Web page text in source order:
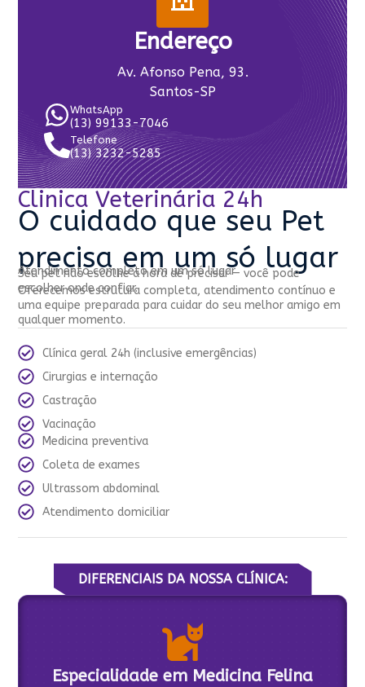
Endereço
Av. Afonso Pena, 93.
Santos-SP
WhatsApp
(13) 99133-7046
Telefone
(13) 3232-5285
Clinica Veterinária 24h
O cuidado que seu Pet
precisa em um só lugar
Atendimento completo em um só lugar
Seu pet não escolhe a hora de precisar — você pode
escolher onde confiar.
Oferecemos estrutura completa, atendimento contínuo e
uma equipe preparada para cuidar do seu melhor amigo em
qualquer momento.
Clínica geral 24h (inclusive emergências)
Cirurgias e internação
Castração
Vacinação
Medicina preventiva
Coleta de exames
Ultrassom abdominal
Atendimento domiciliar
DIFERENCIAIS DA NOSSA CLÍNICA:
Especialidade em Medicina Felina